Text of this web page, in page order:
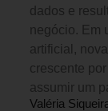
dados e
negócio. Em
artificial,
crescente
assumir um
Valéria